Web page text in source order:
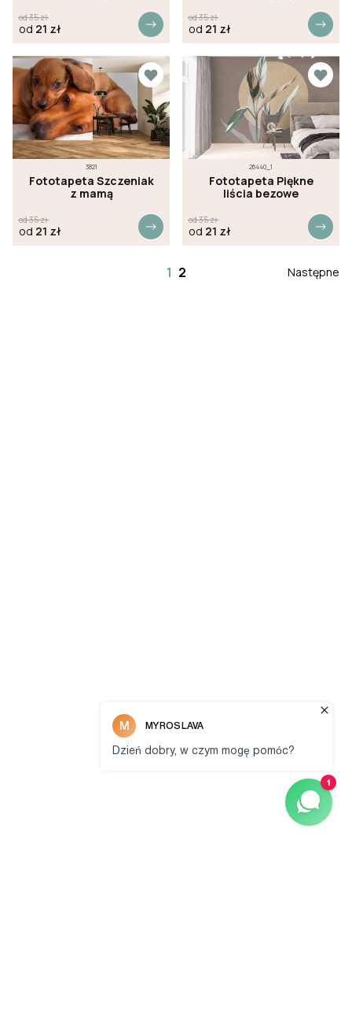
od35zł
od 21 zł
od35zł
od 21 zł
3821
Fototapeta Szczeniak
z mamą
od35zł
od 21 zł
26440_1
Fototapeta Piękne
liścia bezowe
od35zł
od 21 zł
1 2 Następne